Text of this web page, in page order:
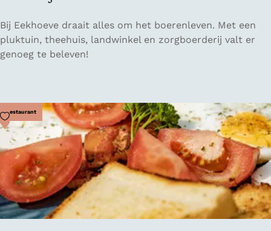
B
o
e
r
i
D
e
E
e
k
Bij Eekhoeve draait alles om het boerenleven. Met een
pluktuin, theehuis, landwinkel en zorgboerderij valt er
genoeg te beleven!
Restaurant
Voeg toe als favoriet